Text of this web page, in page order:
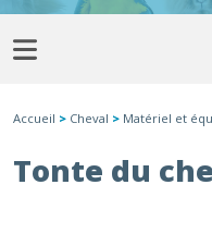
Accueil > Cheval > Matériel et
Tonte du